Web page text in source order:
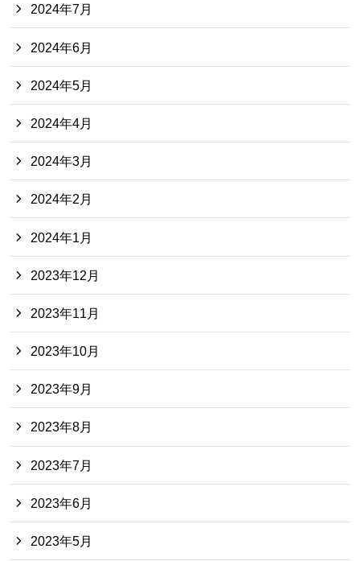
2024年7月
2024年6月
2024年5月
2024年4月
2024年3月
2024年2月
2024年1月
2023年12月
2023年11月
2023年10月
2023年9月
2023年8月
2023年7月
2023年6月
2023年5月